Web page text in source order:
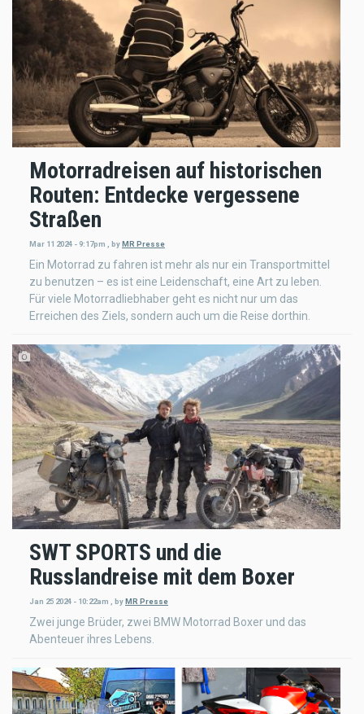
Motorradreisen auf historischen
Routen: Entdecke vergessene
Straßen
Mar 11 2024 - 9:17pm byMR Presse
Ein Motorrad zu fahren ist mehr als nur ein Transportmittel
zu benutzen – es ist eine Leidenschaft, eine Art zu leben.
Für viele Motorradliebhaber geht es nicht nur um das
Erreichen des Ziels, sondern auch um die Reise dorthin.
SWT SPORTS und die
Russlandreise mit dem Boxer
Jan 25 2024 - 10:22am byMR Presse
Zwei junge Brüder, zwei BMW Motorrad Boxer und das
Abenteuer ihres Lebens.